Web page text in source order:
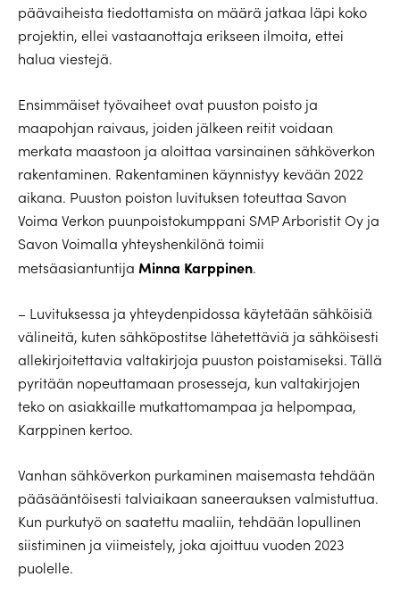
päävaiheista tiedottamista on määrä jatkaa läpi koko
projektin, ellei vastaanottaja erikseen ilmoita, ettei
halua viestejä.
Ensimmäiset työvaiheet ovat puuston poisto ja
maapohjan raivaus, joiden jälkeen reitit voidaan
merkata maastoon ja aloittaa varsinainen sähköverkon
rakentaminen. Rakentaminen käynnistyy kevään 2022
aikana. Puuston poiston luvituksen toteuttaa Savon
Voima Verkon puunpoistokumppani SMP Arboristit Oy ja
Savon Voimalla yhteyshenkilönä toimii
metsäasiantuntija Minna Karppinen.
– Luvituksessa ja yhteydenpidossa käytetään sähköisiä
välineitä, kuten sähköpostitse lähetettäviä ja sähköisesti
allekirjoitettavia valtakirjoja puuston poistamiseksi. Tällä
pyritään nopeuttamaan prosesseja, kun valtakirjojen
teko on asiakkaille mutkattomampaa ja helpompaa,
Karppinen kertoo.
Vanhan sähköverkon purkaminen maisemasta tehdään
pääsääntöisesti talviaikaan saneerauksen valmistuttua.
Kun purkutyö on saatettu maaliin, tehdään lopullinen
siistiminen ja viimeistely, joka ajoittuu vuoden 2023
puolelle.